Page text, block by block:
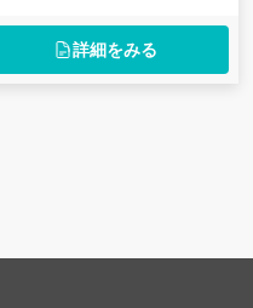
詳細をみる